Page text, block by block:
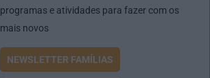
programas e atividades para fazer com os
mais novos
NEWSLETTER FAMÍLIAS